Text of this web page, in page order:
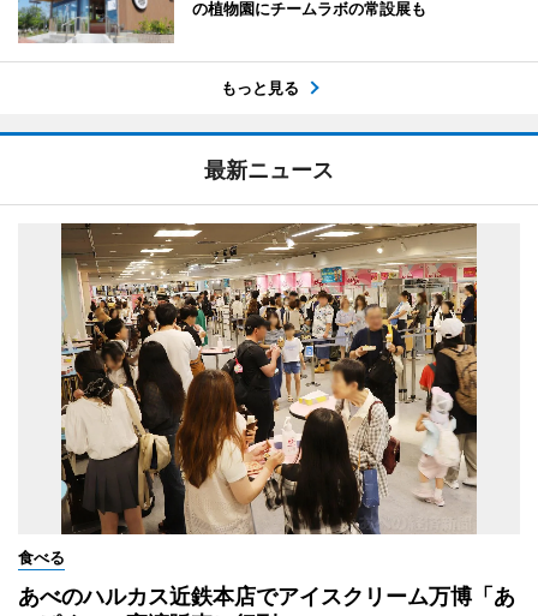
の植物園にチームラボの常設展も
もっと見る
最新ニュース
食べる
あべのハルカス近鉄本店でアイスクリーム万博「あ